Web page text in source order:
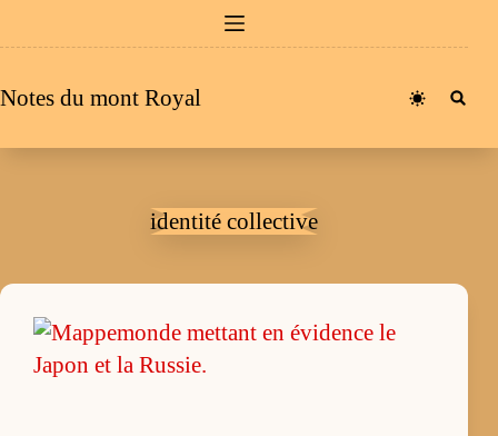
au
Notes du mont Royal
identité collective